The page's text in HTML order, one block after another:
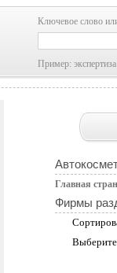
Ключевое слово
Пример:
Главная
Фирмы